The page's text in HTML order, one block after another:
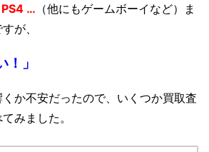
… （他にもゲームボーイなど）ま
が、
！」
か不安だったので、いくつか買取査
みました。